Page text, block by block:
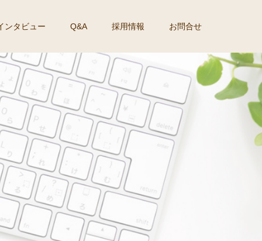
ンタビュー Q&A 採用情報 お問合せ